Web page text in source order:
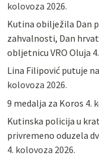
kolovoza 2026.
Kutina obilježila Dan
zahvalnosti, Dan
obljetnicu VRO Oluja
Lina Filipović putuje
kolovoza 2026.
9 medalja za Koros 4.
Kutinska policija u
privremeno oduzela
4. kolovoza 2026.